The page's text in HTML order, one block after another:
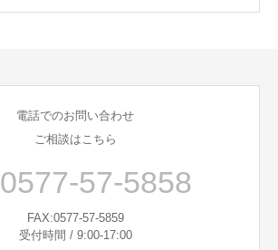
電話でのお問い合わせ
ご相談はこちら
0577-57-5858
FAX:0577-57-5859
受付時間 / 9:00-17:00